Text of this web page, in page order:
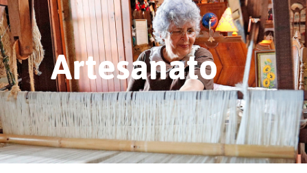
Artesanato